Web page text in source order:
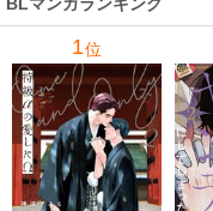
BLマンガランキング
1位